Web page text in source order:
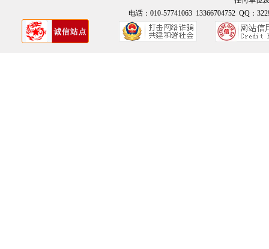
电话：010-57741063 13366704752 QQ：